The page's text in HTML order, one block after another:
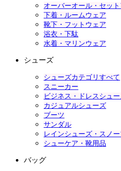
オーバーオール・セッ
下着・ルームウェア
靴下・フットウェア
浴衣・下駄
水着・マリンウェア
シューズ
シューズカテゴリすべて
スニーカー
ビジネス・ドレスシュ
カジュアルシューズ
ブーツ
サンダル
レインシューズ・スノ
シューケア・靴用品
バッグ